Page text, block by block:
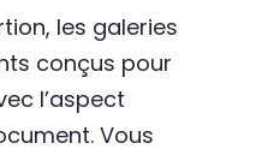
les galeries
conçus pour
l’aspect
Vous